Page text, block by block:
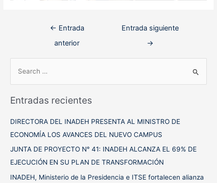
Navegación
← Entrada
anterior
Entrada siguiente
→
c
Entradas recientes
DIRECTORA DEL INADEH PRESENTA AL MINISTRO DE
ECONOMÍA LOS AVANCES DEL NUEVO CAMPUS
JUNTA DE PROYECTO N° 41: INADEH ALCANZA EL 69% DE
EJECUCIÓN EN SU PLAN DE TRANSFORMACIÓN
INADEH, Ministerio de la Presidencia e ITSE fortalecen alianza